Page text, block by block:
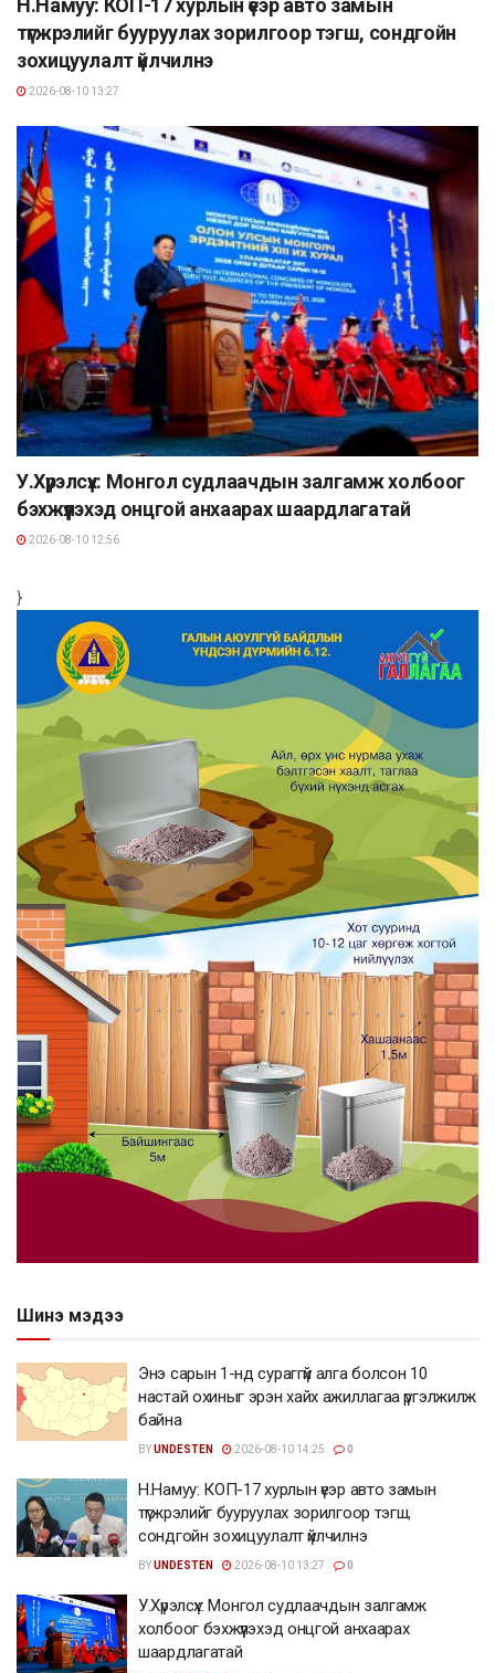
Н.Намуу: КОП-17 хурлын үеэр авто замын
түгжрэлийг бууруулах зорилгоор тэгш, сондгойн
зохицуулалт үйлчилнэ
2026-08-10 13:27
У.Хүрэлсүх: Монгол судлаачдын залгамж холбоог
бэхжүүлэхэд онцгой анхаарах шаардлагатай
2026-08-10 12:56
}
Шинэ мэдээ
Энэ сарын 1-нд сураггүй алга болсон 10
настай охиныг эрэн хайх ажиллагаа үргэлжилж
байна
BYUNDESTEN 2026-08-10 14:25 0
Н.Намуу: КОП-17 хурлын үеэр авто замын
түгжрэлийг бууруулах зорилгоор тэгш,
сондгойн зохицуулалт үйлчилнэ
BYUNDESTEN 2026-08-10 13:27 0
У.Хүрэлсүх: Монгол судлаачдын залгамж
холбоог бэхжүүлэхэд онцгой анхаарах
шаардлагатай